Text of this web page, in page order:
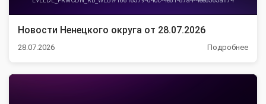
Новости Ненецкого округа от 28.07.2026
28.07.2026 Подробнее